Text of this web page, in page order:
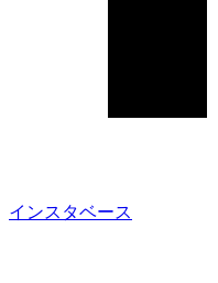
インスタベース